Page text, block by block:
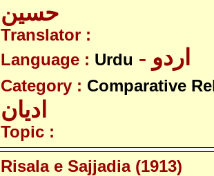
حسین
Translator :
Language : Urdu - اردو
Category : Comparative
ادیان
Topic :
Risala e Sajjadia (1913)